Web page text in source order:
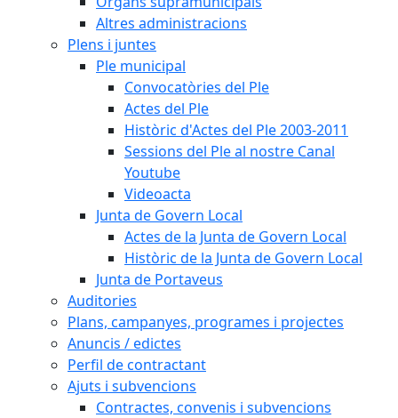
Altres administracions
Plens i juntes
Ple municipal
Convocatòries del Ple
Actes del Ple
Històric d'Actes del Ple 2003-2011
Sessions del Ple al nostre Canal
Youtube
Videoacta
Junta de Govern Local
Actes de la Junta de Govern Local
Històric de la Junta de Govern Local
Junta de Portaveus
Auditories
Plans, campanyes, programes i projectes
Anuncis / edictes
Perfil de contractant
Ajuts i subvencions
Contractes, convenis i subvencions